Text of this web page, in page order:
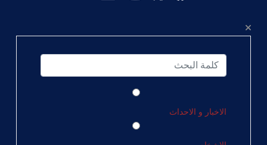
الاخبار و الاحداث